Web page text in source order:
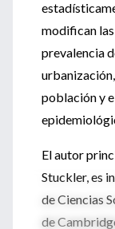
modifican
prevalencia
población y
El autor
Stuckler, es
de Ciencias
de